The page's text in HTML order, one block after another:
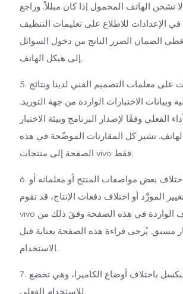
تشحن الهاتف المحمول إذا كان مبللاً. وراجع
الإعدادات للاطلاع على تعليمات التنظيف
الضمان الضرر الناتج من دخول السوائل
إلى هيكل الهاتف.
5. تعتمد كل البيانات على معلمات التصميم الفني لدينا ونتائج
وبيانات الاختبارات الواردة من جهة التوريد.
الفعلي وفقًا لإصدار البرنامج وبيئة الاختبار
تشير كل المقارنات الموضّحة في هذه
الصفحة إلى منتجات vivo فقط.
6. نظرًا إلى إمكانية اختلاف بعض مواصفات المنتج أو معلماته أو
المورِّد أو اختلاف دفعات الإنتاج، قد تقوم
vivo بتحديث الأوصاف الواردة في هذه الصفحة وفقَ ذلك من
مسبق. يُرجى قراءة هذه الصفحة بعناية قبل
الاستخدام.
7. قد تختلف قيمة البكسل باختلاف أوضاع الكاميرا، وهي تخضع
للاستخدام الفعلي.